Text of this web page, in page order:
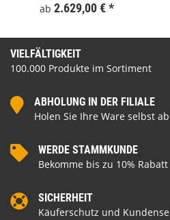
ab 2.629,00 €*
VIELFÄLTIGKEIT
100.000 Produkte im Sortiment
ABHOLUNG IN DER FILIALE
Holen Sie Ihre Ware selbst ab
WERDE STAMMKUNDE
Bekomme bis zu 10% Rabatt
SICHERHEIT
Käuferschutz und